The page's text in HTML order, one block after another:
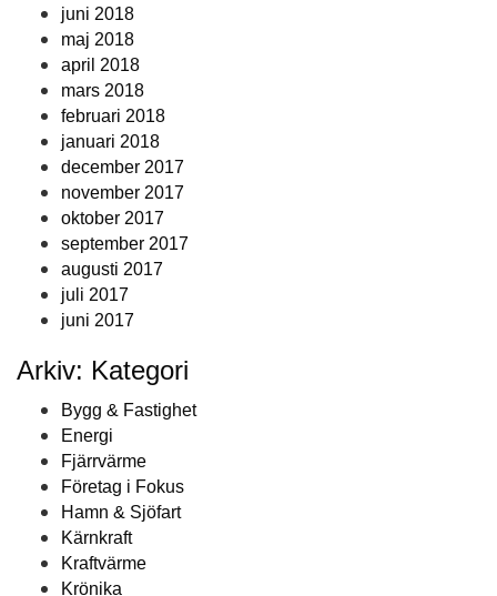
juni 2018
maj 2018
april 2018
mars 2018
februari 2018
januari 2018
december 2017
november 2017
oktober 2017
september 2017
augusti 2017
juli 2017
juni 2017
Arkiv: Kategori
Bygg & Fastighet
Energi
Fjärrvärme
Företag i Fokus
Hamn & Sjöfart
Kärnkraft
Kraftvärme
Krönika